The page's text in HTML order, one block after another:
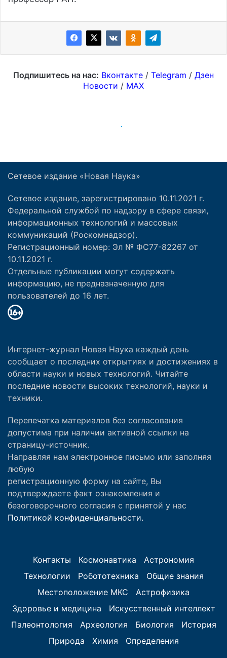
Сетевое издание «Новая Наука»
Сетевое издание, зарегистрировано 10.11.2021 г.
Федеральной службой по надзору в сфере связи,
информационных технологий и массовых
коммуникаций (Роскомнадзор).
Регистрационный номер: Эл № ФС77-82267 от
10.11.2021 г.
Отдельные публикации могут содержать
информацию, не предназначенную для
пользователей до 16 лет.
Интернет-журнал Новая Наука каждый день
сообщает о последних открытиях и достижениях в
области науки и новых технологий. Читайте
последние новости высоких технологий, науки и
техники.
Перепечатка материалов без согласования
допустима при наличии активной ссылки на
страницу-источник.
Направляя нам электронное письмо или заполняя
любую
регистрационную форму на сайте, Вы
подтверждаете факт ознакомления и
безоговорочного согласия с принятой у нас
Политикой конфиденциальности.
Контакты Космонавтика
Астрономия
Технологии
Робототехника
Общие знания
Местоположение МКС
Астрофизика
Здоровье и медицина
Искусственный интеллект
Палеонтология
Археология Биология
История
Природа
Химия Определения